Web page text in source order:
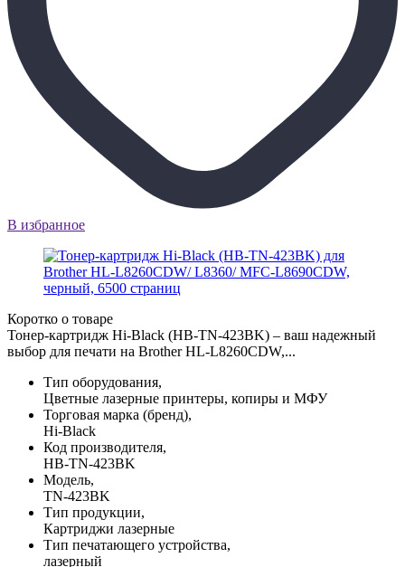
В избранное
Коротко о товаре
Тонер-картридж Hi-Black (HB-TN-423BK) – ваш надежный
выбор для печати на Brother HL-L8260CDW,...
Тип оборудования,
Цветные лазерные принтеры, копиры и МФУ
Торговая марка (бренд),
Hi-Black
Код производителя,
HB-TN-423BK
Модель,
TN-423BK
Тип продукции,
Картриджи лазерные
Тип печатающего устройства,
лазерный